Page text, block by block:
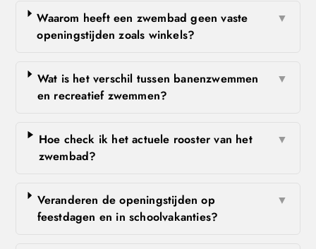
Waarom heeft een zwembad geen vaste
openingstijden zoals winkels?
▼
Wat is het verschil tussen banenzwemmen
en recreatief zwemmen?
▼
Hoe check ik het actuele rooster van het
zwembad?
▼
Veranderen de openingstijden op
feestdagen en in schoolvakanties?
▼